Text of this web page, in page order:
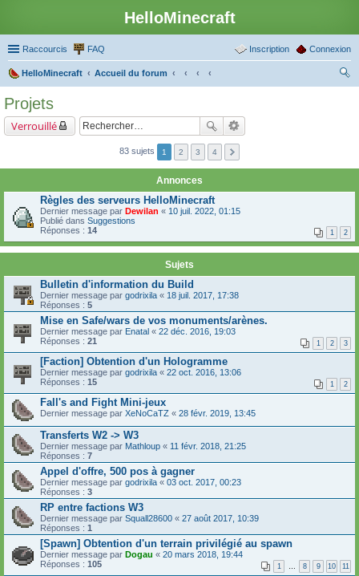
HelloMinecraft
Raccourcis FAQ Connexion
Inscription
HelloMinecraft
Accueil du forum
Projets
Verrouillé
83 sujets 1 2 3 4
Annonces
Règles des serveurs HelloMinecraft
Dernier message par Dewilan « 10 juil. 2022, 01:15
Publié dans Suggestions
Réponses : 14 1 2
Sujets
Bulletin d'information du Build
Dernier message par godrixila « 18 juil. 2017, 17:38
Réponses : 5
Mise en Safe/wars de vos monuments/arènes.
Dernier message par Enatal « 22 déc. 2016, 19:03
Réponses : 21 1 2 3
[Faction] Obtention d'un Hologramme
Dernier message par godrixila « 22 oct. 2016, 13:06
Réponses : 15 1 2
Fall's and Fight Mini-jeux
Dernier message par XeNoCaTZ « 28 févr. 2019, 13:45
Transferts W2 -> W3
Dernier message par Mathloup « 11 févr. 2018, 21:25
Réponses : 7
Appel d'offre, 500 pos à gagner
Dernier message par godrixila « 03 oct. 2017, 00:23
Réponses : 3
RP entre factions W3
Dernier message par Squall28600 « 27 août 2017, 10:39
Réponses : 1
[Spawn] Obtention d'un terrain privilégié au spawn
Dernier message par Dogau « 20 mars 2018, 19:44
Réponses : 105 1 … 8 9 10 11